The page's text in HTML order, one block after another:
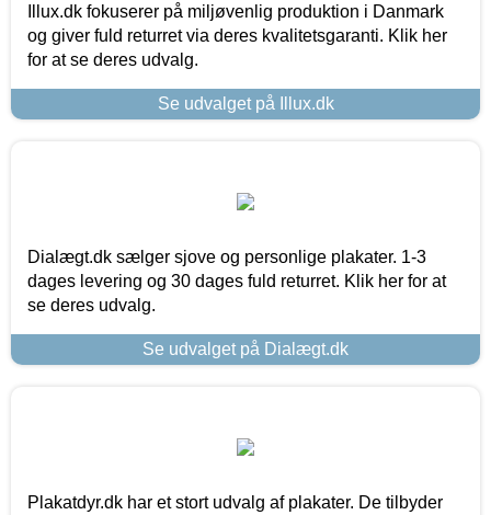
Illux.dk fokuserer på miljøvenlig produktion i Danmark
og giver fuld returret via deres kvalitetsgaranti. Klik her
for at se deres udvalg.
Se udvalget på Illux.dk
Dialægt.dk sælger sjove og personlige plakater. 1-3
dages levering og 30 dages fuld returret. Klik her for at
se deres udvalg.
Se udvalget på Dialægt.dk
Plakatdyr.dk har et stort udvalg af plakater. De tilbyder